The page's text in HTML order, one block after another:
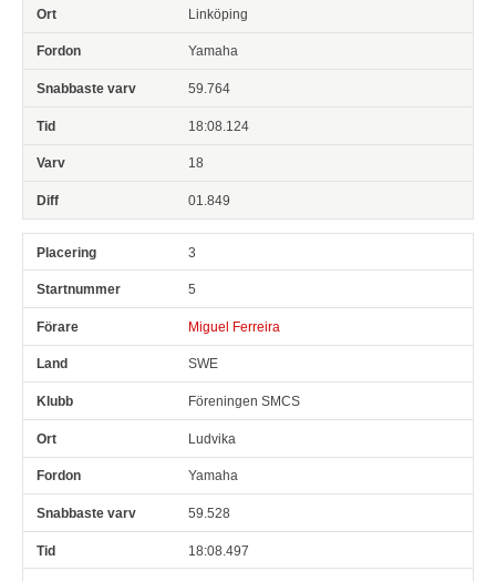
Linköping
Yamaha
59.764
18:08.124
18
01.849
3
5
Miguel Ferreira
SWE
Föreningen SMCS
Ludvika
Yamaha
59.528
18:08.497